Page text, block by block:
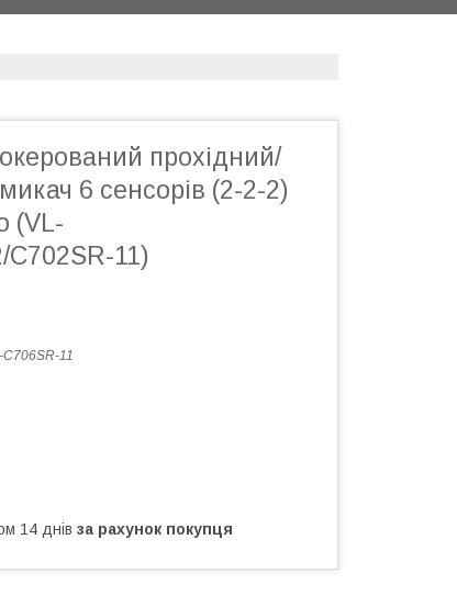
прохідний/
6 сенсорів (2-2-2)
(VL-
C702SR-11)
C706SR-11
14 днів за рахунок покупця